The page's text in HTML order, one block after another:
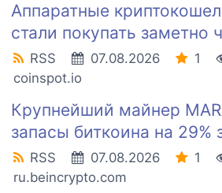
Аппаратные
стали покупать заметно
RSS 07.08.2026 1
coinspot.io
Крупнейший майнер
запасы биткоина на 29%
RSS 07.08.2026 1
ru.beincrypto.com